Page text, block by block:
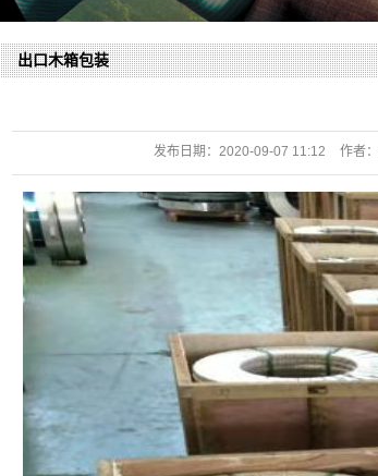
出口木箱包装
发布日期： 2020-09-07 11:12 作者：